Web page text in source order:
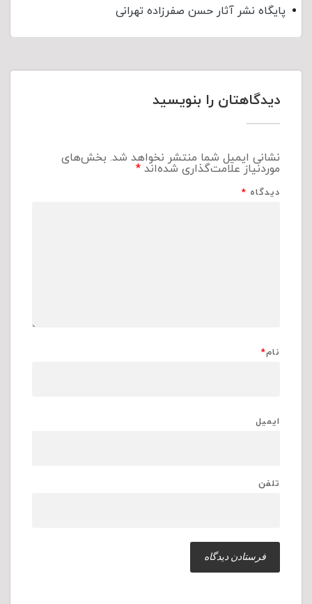
پایگاه نشر آثار حسن صفرزاده تهرانی
دیدگاهتان را بنویسید
نشانی ایمیل شما منتشر نخواهد شد. بخش‌های
موردنیاز علامت‌گذاری شده‌اند*
دیدگاه *
نام*
ایمیل
تلفن